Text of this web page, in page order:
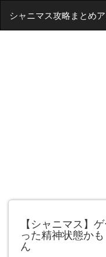
シャニマス攻略まとめ
【シャニマス】
った精神状態か
ん